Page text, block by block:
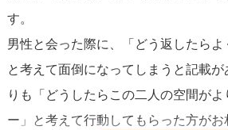
す。
男性と会った際に、「どう返したらよ
と考えて面倒になってしまうと記載が
りも「どうしたらこの二人の空間が
ー」と考えて行動してもらった方が